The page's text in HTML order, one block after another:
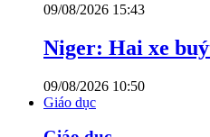
09/08/2026 15:43
Niger: Hai xe
09/08/2026 10:50
Giáo dục